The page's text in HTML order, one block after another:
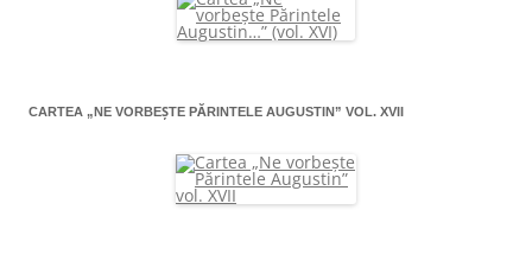
CARTEA „NE VORBEŞTE PĂRINTELE AUGUSTIN” VOL. XVII